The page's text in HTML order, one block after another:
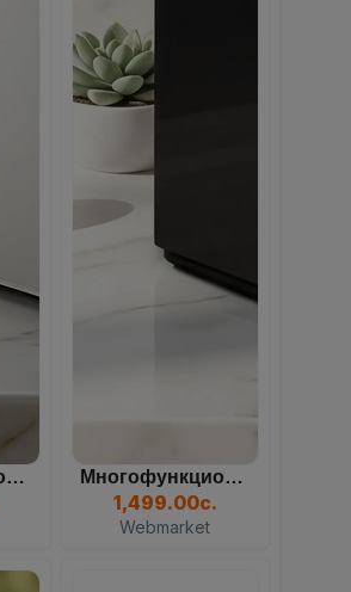
Многофункциональный Кулер... Многофункциональный Кулер...
1,499.00с.
Webmarket